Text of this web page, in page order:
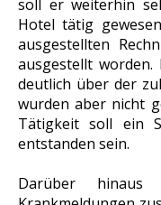
soll er weiterhin
Hotel tätig
ausgestellten
ausgestellt
deutlich über der
wurden aber nicht
Tätigkeit soll ein
entstanden sein.
Darüber